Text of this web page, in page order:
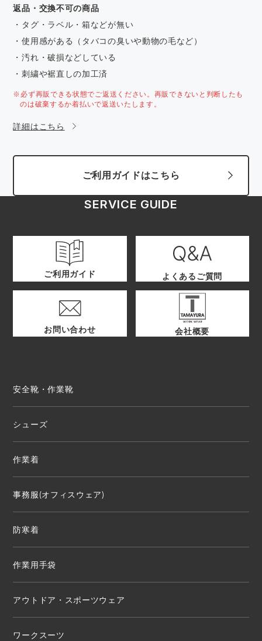
返品・交換不可の商品
・タグ・ラベル・箱などが無い
・使用感がある（タバコの臭いや動物の毛など）
・汚れ・破損などしている
・刺繍や裾直しの加工済
※必ず再販できる状態でご返送ください。再販できないと判断したも
のは破棄するか着払いで返送いたします。
詳細はこちら
ご利用ガイドはこちら
SERVICE GUIDE
ご利用ガイド よくあるご質問
お問い合わせ 会社概要
安全靴・作業靴
シューズ
作業着
事務服(オフィスウェア)
防寒着
作業用手袋
アウトドア・スポーツウェア
ワークスーツ